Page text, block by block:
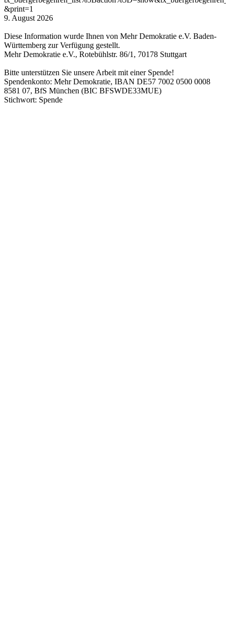
&print=1
9. August 2026
Diese Information wurde Ihnen von Mehr Demokratie e.V. Baden-
Württemberg zur Verfügung gestellt.
Mehr Demokratie e.V., Rotebühlstr. 86/1, 70178 Stuttgart
Bitte unterstützen Sie unsere Arbeit mit einer Spende!
Spendenkonto: Mehr Demokratie, IBAN DE57 7002 0500 0008
8581 07, BfS München (BIC BFSWDE33MUE)
Stichwort: Spende